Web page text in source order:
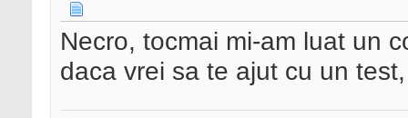
Necro, tocmai mi-am luat un
daca vrei sa te ajut cu un